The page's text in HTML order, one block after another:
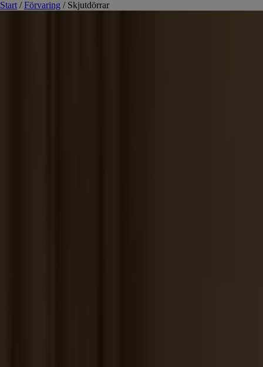
Start / Förvaring / Skjutdörrar